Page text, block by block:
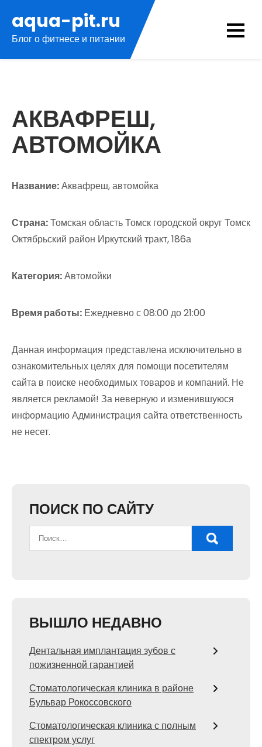
содержимому
aqua-pit.ru
Блог о фитнесе и питании
АКВАФРЕШ,
АВТОМОЙКА
Название:Аквафреш, автомойка
Страна:Томская область Томск городской округ Томск
Октябрьский район Иркутский тракт, 186а
Категория:Автомойки
Время работы: Ежедневно с 08:00 до 21:00
Данная информация представлена исключительно в
ознакомительных целях для помощи посетителям
сайта в поиске необходимых товаров и компаний. Не
является рекламой! За неверную и изменившуюся
информацию Администрация сайта ответственность
не несет.
ПОИСК ПО САЙТУ
ВЫШЛО НЕДАВНО
Дентальная имплантация зубов с
пожизненной гарантией
Стоматологическая клиника в районе
Бульвар Рокоссовского
Стоматологическая клиника с полным
спектром услуг